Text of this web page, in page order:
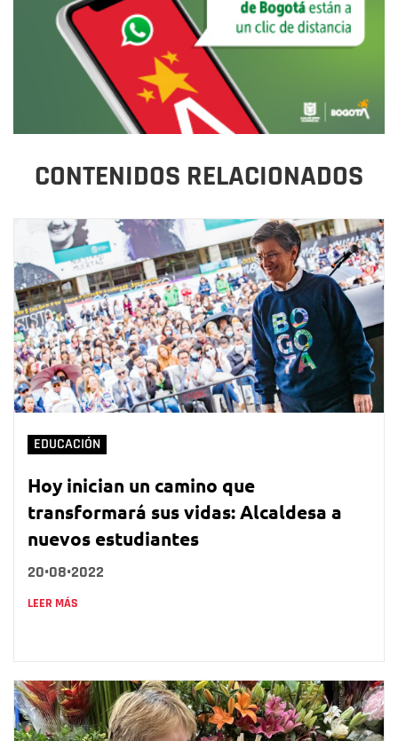
CONTENIDOS RELACIONADOS
EDUCACIÓN
Hoy inician un camino que
transformará sus vidas: Alcaldesa a
nuevos estudiantes
20•08•2022
LEER MÁS